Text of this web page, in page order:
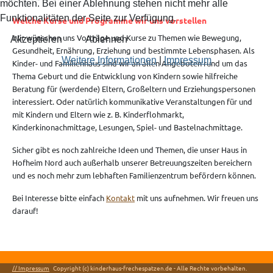
Welche Kurse und Programme wir uns vorstellen
Wir wünschen uns Vorträge und Kurse zu Themen wie Bewegung,
Gesundheit, Ernährung, Erziehung und bestimmte Lebensphasen. Als
Kinder- und Familienhaus sind wir an allen Angeboten rund um das
Thema Geburt und die Entwicklung von Kindern sowie hilfreiche
Beratung für (werdende) Eltern, Großeltern und Erziehungspersonen
interessiert. Oder natürlich kommunikative Veranstaltungen für und
mit Kindern und Eltern wie z. B. Kinderflohmarkt,
Kinderkinonachmittage, Lesungen, Spiel- und Bastelnachmittage.
Sicher gibt es noch zahlreiche Ideen und Themen, die unser Haus in
Hofheim Nord auch außerhalb unserer Betreuungszeiten bereichern
und es noch mehr zum lebhaften Familienzentrum befördern können.
Bei Interesse bitte einfach Kontakt mit uns aufnehmen. Wir freuen uns
darauf!
// Impressum Copyright (c) kinderhaus-frechespatzen.de - Alle Rechte vorbehalten.
möchten. Bei einer Ablehnung stehen nicht mehr alle
Funktionalitäten der Seite zur Verfügung.
Akzeptieren Ablehnen
Weitere Informationen|Impressum